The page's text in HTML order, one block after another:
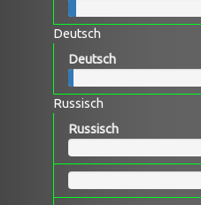
Deutsch
Deutsch
Russisch
Russisch